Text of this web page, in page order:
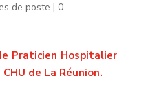
de poste | 0
Praticien Hospitalier
de La Réunion.